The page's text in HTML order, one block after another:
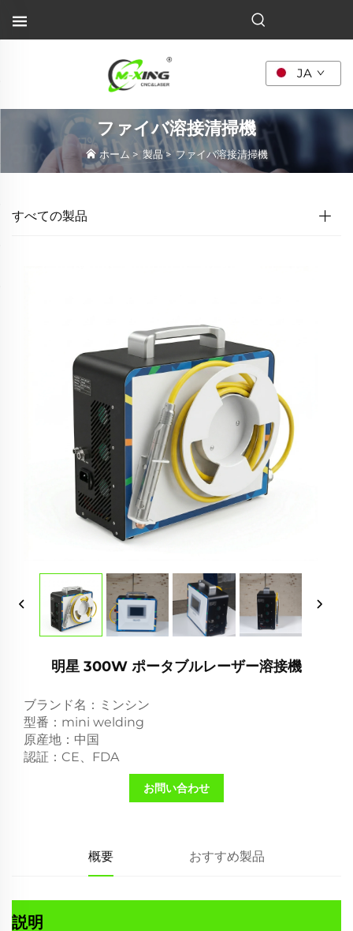
JA
ファイバ溶接清掃機
ホーム > 製品>ファイバ溶接清掃機
すべての製品
明星 300W ポータブルレーザー溶接機
ブランド名：ミンシン
型番：mini welding
原産地：中国
認証：CE、FDA
お問い合わせ
概要 おすすめ製品
説明